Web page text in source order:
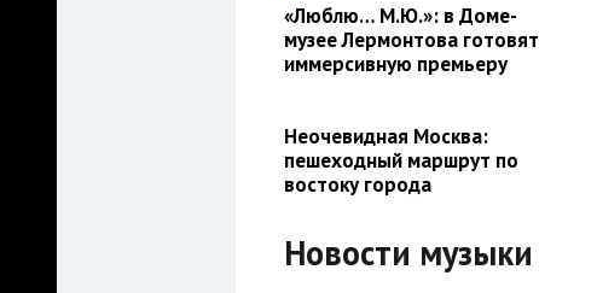
«Люблю… М.Ю.»: в Доме-
музее Лермонтова готовят
иммерсивную премьеру
Неочевидная Москва:
пешеходный маршрут по
востоку города
Новости музыки